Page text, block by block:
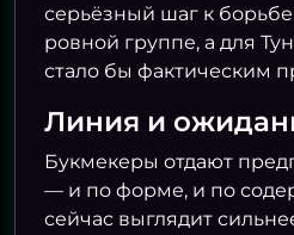
серьёзный шаг к
ровной группе, а для
стало бы фактическим
Линия и
Букмекеры отдают
— и по форме, и по
сейчас выглядит